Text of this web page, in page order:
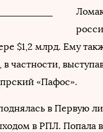
$1,2 млрд. Ему
в частности,
«Пафос».
в Первую
в РПЛ. Попала